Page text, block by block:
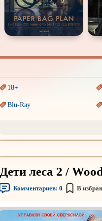
18+
Blu-Ray
Аниме
Индийское кино
Маги и Волшебники
Параллельные миры
Пеплум
Дети леса 2 /
Комментариев: 0 В